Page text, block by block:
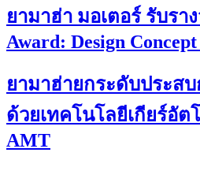
ยามาฮ่า มอเตอร์ รับรา
Award: Design Concept
ยามาฮ่ายกระดับประส
ด้วยเทคโนโลยีเกียร์อัต
AMT